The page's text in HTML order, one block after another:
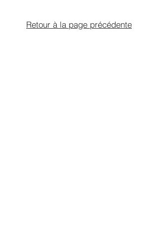
Retour à la page précédente